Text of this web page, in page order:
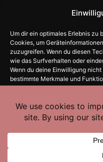
Um dir ein optimales Erlebnis
Cookies, um
zuzugreifen. Wenn du diesen
wie das Surfverhalten oder
Wenn du deine Einwilligung
bestimmte Merkmale und
© 2026 Marcel Krömker -